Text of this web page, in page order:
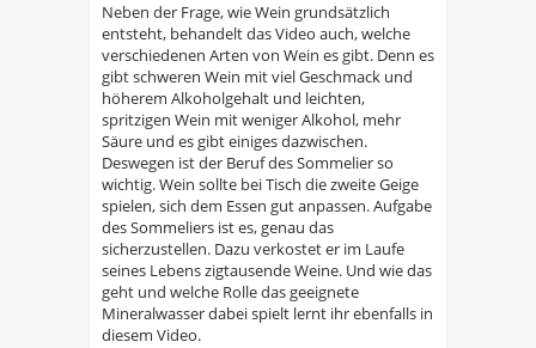
Neben der Frage, wie Wein grundsätzlich
entsteht, behandelt das Video auch, welche
verschiedenen Arten von Wein es gibt. Denn es
gibt schweren Wein mit viel Geschmack und
höherem Alkoholgehalt und leichten,
spritzigen Wein mit weniger Alkohol, mehr
Säure und es gibt einiges dazwischen.
Deswegen ist der Beruf des Sommelier so
wichtig. Wein sollte bei Tisch die zweite Geige
spielen, sich dem Essen gut anpassen. Aufgabe
des Sommeliers ist es, genau das
sicherzustellen. Dazu verkostet er im Laufe
seines Lebens zigtausende Weine. Und wie das
geht und welche Rolle das geeignete
Mineralwasser dabei spielt lernt ihr ebenfalls in
diesem Video.